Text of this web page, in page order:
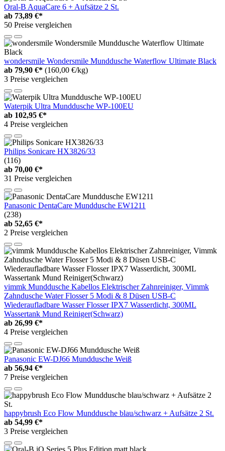
Oral-B AquaCare 6 + Aufsätze 2 St.
ab 73,89 €*
50 Preise vergleichen
wondersmile Wondersmile Munddusche Waterflow Ultimate Black
ab 79,90 €* (160,00 €/kg)
3 Preise vergleichen
Waterpik Ultra Munddusche WP-100EU
ab 102,95 €*
4 Preise vergleichen
Philips Sonicare HX3826/33
(116)
ab 70,00 €*
31 Preise vergleichen
Panasonic DentaCare Munddusche EW1211
(238)
ab 52,65 €*
2 Preise vergleichen
vimmk Munddusche Kabellos Elektrischer Zahnreiniger, Vimmk
Zahndusche Water Flosser 5 Modi & 8 Düsen USB-C
Wiederaufladbare Wasser Flosser IPX7 Wasserdicht, 300ML
Wassertank Mund Reiniger(Schwarz)
ab 26,99 €*
4 Preise vergleichen
Panasonic EW-DJ66 Munddusche Weiß
ab 56,94 €*
7 Preise vergleichen
happybrush Eco Flow Munddusche blau/schwarz + Aufsätze 2 St.
ab 54,99 €*
3 Preise vergleichen